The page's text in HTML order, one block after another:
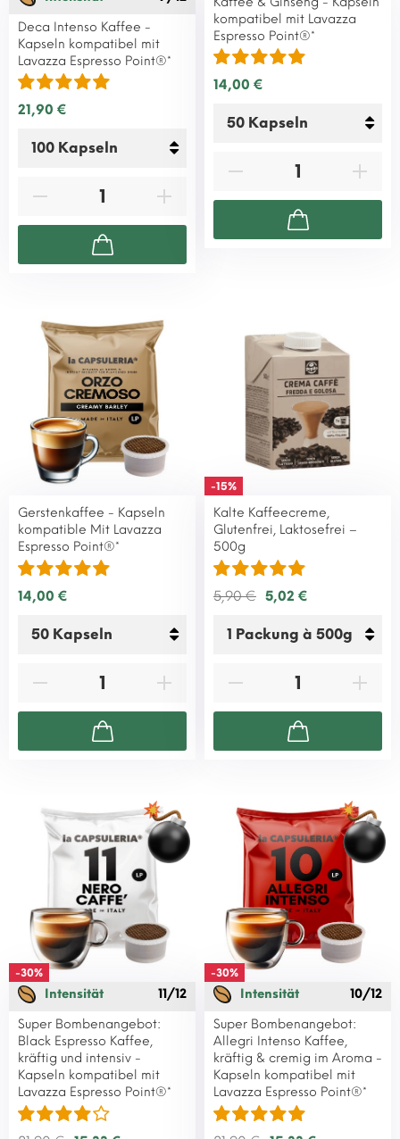
Deca Intenso Kaffee -
Kapseln kompatibel mit
Lavazza Espresso Point®*
21,90 €
kompatibel mit Lavazza
Espresso Point®*
14,00 €
Gerstenkaffee - Kapseln
kompatible Mit Lavazza
Espresso Point®*
14,00 €
-15%
Kalte Kaffeecreme,
Glutenfrei, Laktosefrei –
500g
5,90 € 5,02 €
-30%
Intensität
11/12
Super Bombenangebot:
Black Espresso Kaffee,
kräftig und intensiv -
Kapseln kompatibel mit
Lavazza Espresso Point®*
-30%
Intensität
10/12
Super Bombenangebot:
Allegri Intenso Kaffee,
kräftig & cremig im Aroma -
Kapseln kompatibel mit
Lavazza Espresso Point®*